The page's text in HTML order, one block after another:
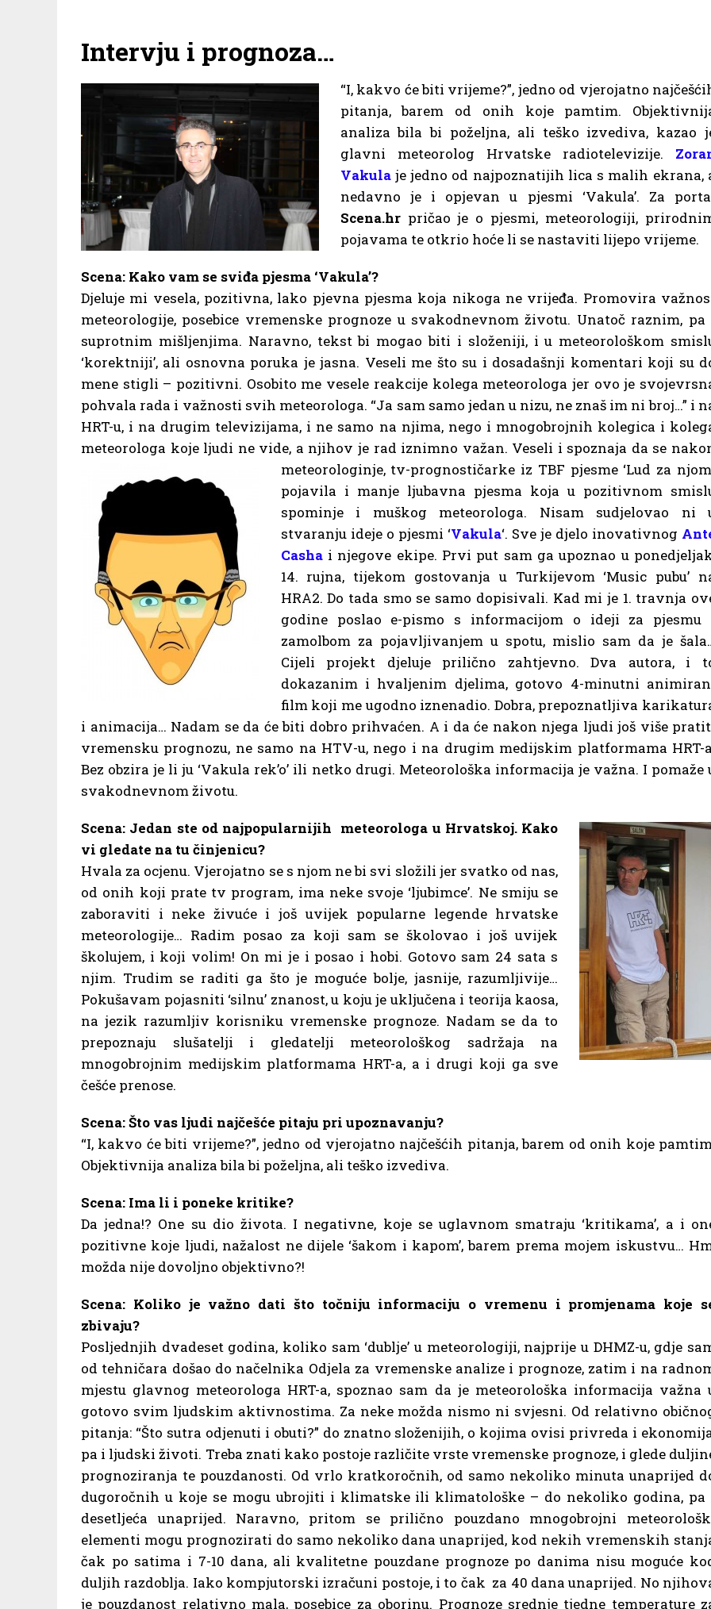
Intervju i prognoza…
“I, kakvo će biti vrijeme?”, jedno od vjerojatno
pitanja, barem od onih koje pamtim.
analiza bila bi poželjna, ali teško izvediva, kazao
glavni meteorolog Hrvatske radiotelevizije.
Vakulaje jedno od najpoznatijih lica s malih ekrana,
nedavno je i opjevan u pjesmi ‘Vakula’. Za
Scena.hrpričao je o pjesmi, meteorologiji,
pojavama te otkrio hoće li se nastaviti lijepo vrijeme.
Scena: Kako vam se sviđa pjesma ‘Vakula’?
Djeluje mi vesela, pozitivna, lako pjevna pjesma koja nikoga ne vrijeđa. Promovira
meteorologije, posebice vremenske prognoze u svakodnevnom životu. Unatoč raznim, pa
suprotnim mišljenjima. Naravno, tekst bi mogao biti i složeniji, i u meteorološkom
‘korektniji’, ali osnovna poruka je jasna. Veseli me što su i dosadašnji komentari koji su
mene stigli – pozitivni. Osobito me vesele reakcije kolega meteorologa jer ovo je
pohvala rada i važnosti svih meteorologa. “Ja sam samo jedan u nizu, ne znaš im ni broj…” i
HRT-u, i na drugim televizijama, i ne samo na njima, nego i mnogobrojnih kolegica i
meteorologa koje ljudi ne vide, a njihov je rad iznimno važan. Veseli i spoznaja da se
meteorologinje, tv-prognostičarke iz TBF pjesme ‘Lud za
pojavila i manje ljubavna pjesma koja u pozitivnom
spominje i muškog meteorologa. Nisam sudjelovao ni
stvaranju ideje o pjesmi ‘Vakula‘. Sve je djelo inovativnog
Cashai njegove ekipe. Prvi put sam ga upoznao u
14. rujna, tijekom gostovanja u Turkijevom ‘Music pubu’
HRA2. Do tada smo se samo dopisivali. Kad mi je 1. travnja
godine poslao e-pismo s informacijom o ideji za pjesmu
zamolbom za pojavljivanjem u spotu, mislio sam da je
Cijeli projekt djeluje prilično zahtjevno. Dva autora, i
dokazanim i hvaljenim djelima, gotovo 4-minutni
film koji me ugodno iznenadio. Dobra, prepoznatljiva
i animacija… Nadam se da će biti dobro prihvaćen. A i da će nakon njega ljudi još više
vremensku prognozu, ne samo na HTV-u, nego i na drugim medijskim platformama HRT-
Bez obzira je li ju ‘Vakula rek’o’ ili netko drugi. Meteorološka informacija je važna. I pomaže
svakodnevnom životu.
Scena: Jedan ste od najpopularnijih meteorologa u Hrvatskoj. Kako
vi gledate na tu činjenicu?
Hvala za ocjenu. Vjerojatno se s njom ne bi svi složili jer svatko od nas,
od onih koji prate tv program, ima neke svoje ‘ljubimce’. Ne smiju se
zaboraviti i neke živuće i još uvijek popularne legende hrvatske
meteorologije… Radim posao za koji sam se školovao i još uvijek
školujem, i koji volim! On mi je i posao i hobi. Gotovo sam 24 sata s
njim. Trudim se raditi ga što je moguće bolje, jasnije, razumljivije…
Pokušavam pojasniti ‘silnu’ znanost, u koju je uključena i teorija kaosa,
na jezik razumljiv korisniku vremenske prognoze. Nadam se da to
prepoznaju slušatelji i gledatelji meteorološkog sadržaja na
mnogobrojnim medijskim platformama HRT-a, a i drugi koji ga sve
češće prenose.
Scena: Što vas ljudi najčešće pitaju pri upoznavanju?
“I, kakvo će biti vrijeme?”, jedno od vjerojatno najčešćih pitanja, barem od onih koje
Objektivnija analiza bila bi poželjna, ali teško izvediva.
Scena: Ima li i poneke kritike?
Da jedna!? One su dio života. I negativne, koje se uglavnom smatraju ‘kritikama’, a i
pozitivne koje ljudi, nažalost ne dijele ‘šakom i kapom’, barem prema mojem iskustvu…
možda nije dovoljno objektivno?!
Scena: Koliko je važno dati što točniju informaciju o vremenu i promjenama koje
zbivaju?
Posljednjih dvadeset godina, koliko sam ‘dublje’ u meteorologiji, najprije u DHMZ-u, gdje
od tehničara došao do načelnika Odjela za vremenske analize i prognoze, zatim i na
mjestu glavnog meteorologa HRT-a, spoznao sam da je meteorološka informacija važna
gotovo svim ljudskim aktivnostima. Za neke možda nismo ni svjesni. Od relativno
pitanja: “Što sutra odjenuti i obuti?” do znatno složenijih, o kojima ovisi privreda i
pa i ljudski životi. Treba znati kako postoje različite vrste vremenske prognoze, i glede
prognoziranja te pouzdanosti. Od vrlo kratkoročnih, od samo nekoliko minuta unaprijed
dugoročnih u koje se mogu ubrojiti i klimatske ili klimatološke – do nekoliko godina, pa
desetljeća unaprijed. Naravno, pritom se prilično pouzdano mnogobrojni
elementi mogu prognozirati do samo nekoliko dana unaprijed, kod nekih vremenskih
čak po satima i 7-10 dana, ali kvalitetne pouzdane prognoze po danima nisu moguće
duljih razdoblja. Iako kompjutorski izračuni postoje, i to čak za 40 dana unaprijed. No
je pouzdanost relativno mala, posebice za oborinu. Prognoze srednje tjedne temperature